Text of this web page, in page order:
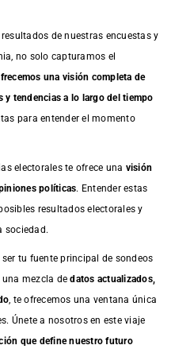
de nuestras encuestasy
no solo capturamos el
una visión completa de
tendencias a lo largo del tiempo
para entender el momento
electorales te ofrece una visión
políticas. Entender estas
resultados electorales y
sociedad.
tu fuente principal de sondeos
una mezcla dedatos actualizados,
, te ofrecemos una ventana única
Únete a nosotros en este viaje
que define nuestro futuro